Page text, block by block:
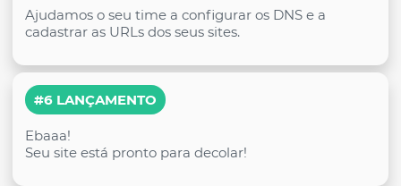
Ajudamos o seu time a configurar os DNS e a
cadastrar as URLs dos seus sites.
#6 LANÇAMENTO
Ebaaa!
Seu site está pronto para decolar!